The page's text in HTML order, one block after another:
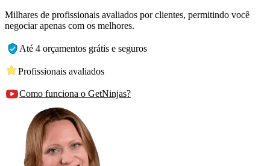
Milhares de profissionais avaliados por clientes, permitindo você
negociar apenas com os melhores.
Até 4 orçamentos grátis e seguros
Profissionais avaliados
Como funciona o GetNinjas?